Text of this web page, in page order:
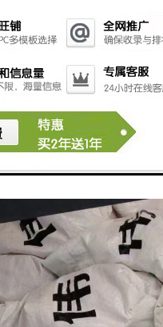
4-5厘米应切掉；
应避免踩压、敲击、碰撞、抛
须进行增压测试，试压时间30
顶，便于检修，若走地下，